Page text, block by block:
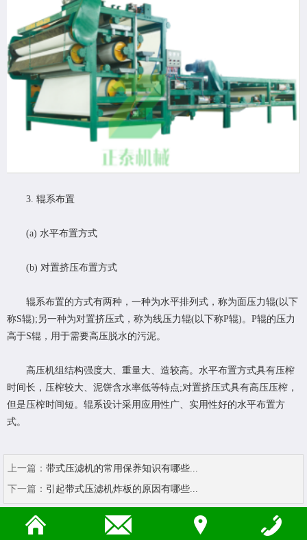
3. 辊系布置
(a) 水平布置方式
(b) 对置挤压布置方式
辊系布置的方式有两种，一种为水平排列式，称为面压力辊(以下
称S辊);另一种为对置挤压式，称为线压力辊(以下称P辊)。P辊的压力
高于S辊，用于需要高压脱水的污泥。
高压机组结构强度大、重量大、造较高。水平布置方式具有压榨
时间长，压榨较大、泥饼含水率低等特点;对置挤压式具有高压压榨，
但是压榨时间短。辊系设计采用应用性广、实用性好的水平布置方
式。
上一篇： 带式压滤机的常用保养知识有哪些...
下一篇： 引起带式压滤机炸板的原因有哪些...